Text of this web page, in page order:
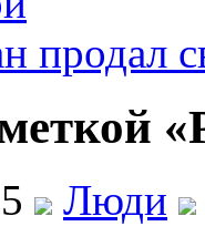
продал
Люди